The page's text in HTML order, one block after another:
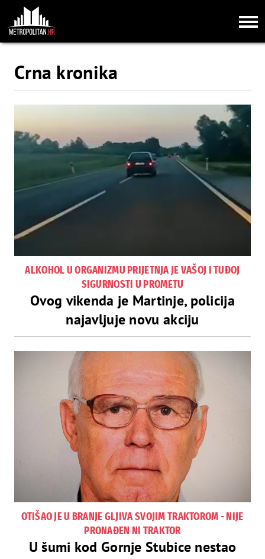
Crna kronika
ALKOHOL U ORGANIZMU PRIJETNJA JE VAŠOJ I TUĐOJ
SIGURNOSTI U PROMETU
Ovog vikenda je Martinje, policija
najavljuje novu akciju
OTIŠAO JE U BRANJE GLJIVA SVOJIM TRAKTOROM - NIJE
PRONAĐEN NI TRAKTOR
U šumi kod Gornje Stubice nestao